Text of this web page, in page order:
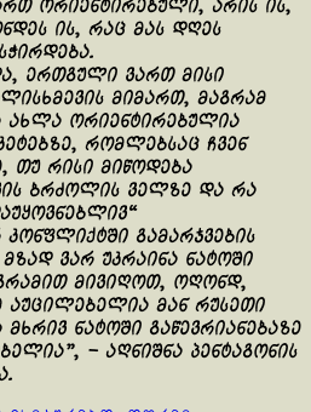
ორიენტირებული, არის ის,
ის, რაც მას დღეს
ერთგული ვართ მისი
მიმართ, მაგრამ
ახლა ორიენტირებულია
რომლებსაც ჩვენ
თუ რისი მიწოდება
ბრძოლის ველზე და რა
გამარჯვების
მზად ვარ უკრაინა ნატოში
მივიღოთ, ოღონდ,
აუცილებელია მან რუსეთი
ნატოში გაწევრიანებაზე
– აღნიშნა პენტაგონის